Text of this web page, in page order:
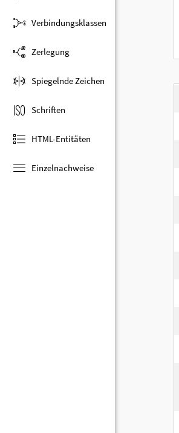
Verbindungsklassen
Zerlegung
Spiegelnde Zeichen
Schriften
HTML-Entitäten
Einzelnachweise